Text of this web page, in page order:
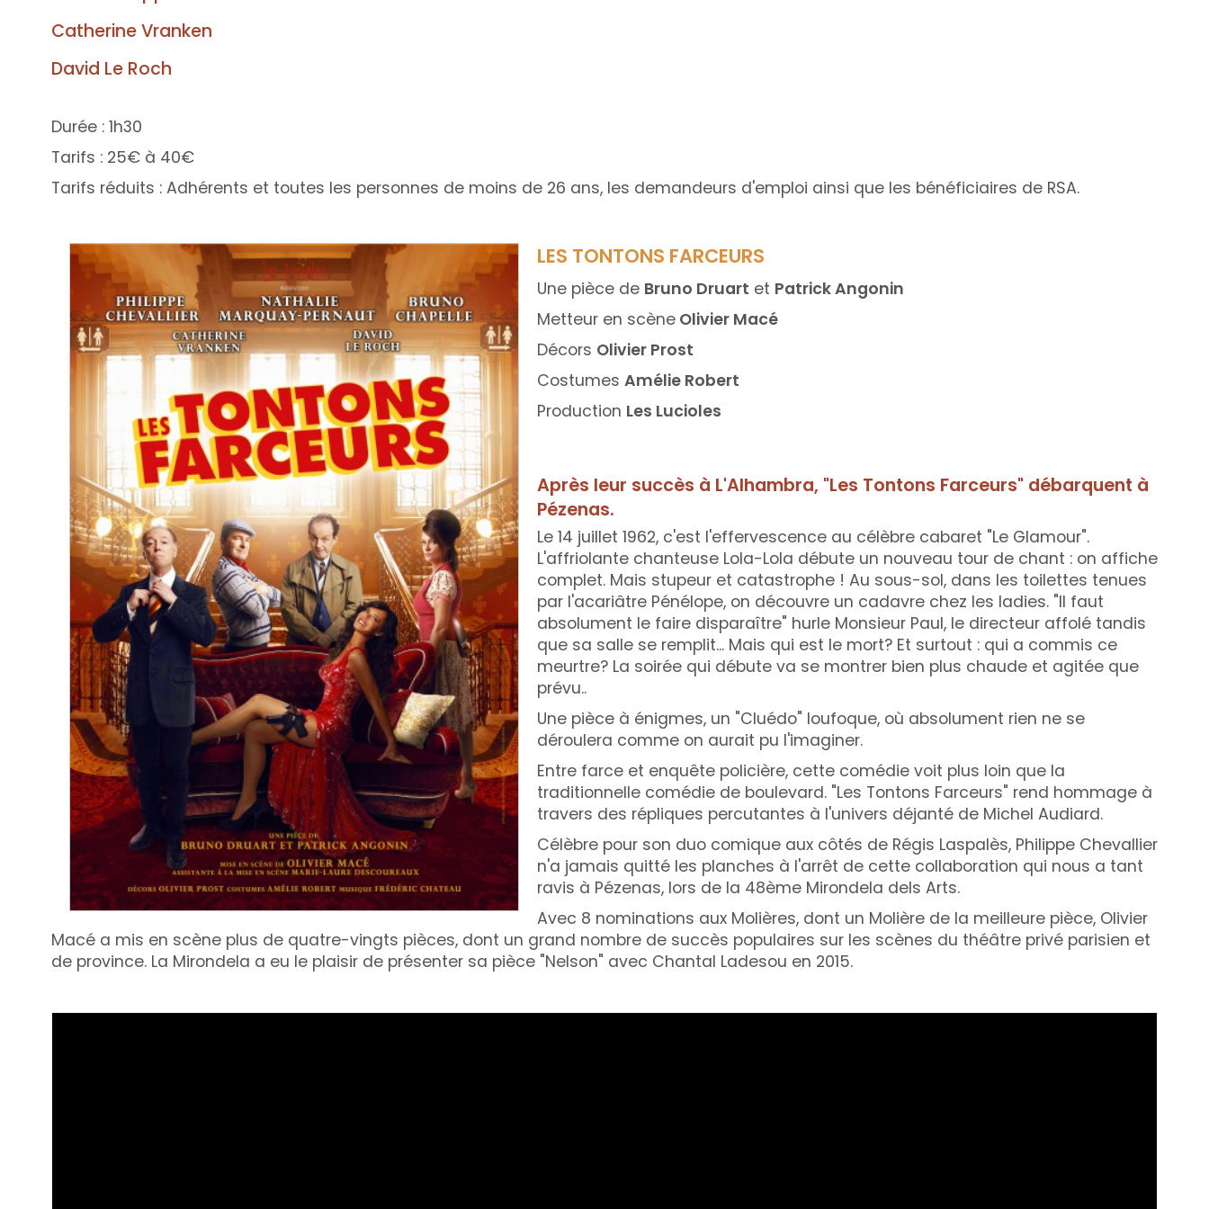
Catherine Vranken
David Le Roch
Durée : 1h30
Tarifs : 25€ à 40€
Tarifs réduits : Adhérents et toutes les personnes de moins de 26 ans, les demandeurs d'emploi ainsi que les bénéficiaires de RSA.
LES TONTONS FARCEURS
Une pièce de Bruno Druart et Patrick Angonin
Metteur en scène Olivier Macé
Décors Olivier Prost
Costumes Amélie Robert
Production Les Lucioles
Après leur succès à L'Alhambra, "Les Tontons Farceurs" débarquent à
Pézenas.
Le 14 juillet 1962, c'est l'effervescence au célèbre cabaret "Le Glamour".
L'affriolante chanteuse Lola-Lola débute un nouveau tour de chant : on affiche
complet. Mais stupeur et catastrophe ! Au sous-sol, dans les toilettes tenues
par l'acariâtre Pénélope, on découvre un cadavre chez les ladies. "Il faut
absolument le faire disparaître" hurle Monsieur Paul, le directeur affolé tandis
que sa salle se remplit... Mais qui est le mort? Et surtout : qui a commis ce
meurtre? La soirée qui débute va se montrer bien plus chaude et agitée que
prévu..
Une pièce à énigmes, un "Cluédo" loufoque, où absolument rien ne se
déroulera comme on aurait pu l'imaginer.
Entre farce et enquête policière, cette comédie voit plus loin que la
traditionnelle comédie de boulevard. "Les Tontons Farceurs" rend hommage à
travers des répliques percutantes à l'univers déjanté de Michel Audiard.
Célèbre pour son duo comique aux côtés de Régis Laspalès, Philippe Chevallier
n'a jamais quitté les planches à l'arrêt de cette collaboration qui nous a tant
ravis à Pézenas, lors de la 48ème Mirondela dels Arts.
Avec 8 nominations aux Molières, dont un Molière de la meilleure pièce, Olivier
Macé a mis en scène plus de quatre-vingts pièces, dont un grand nombre de succès populaires sur les scènes du théâtre privé parisien et
de province. La Mirondela a eu le plaisir de présenter sa pièce "Nelson" avec Chantal Ladesou en 2015.